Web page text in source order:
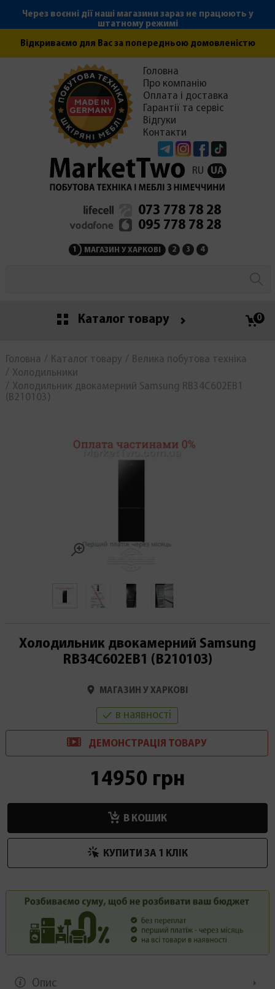
Через воєнні дії наші магазини зараз не працюють у
штатному режимі
Відкриваємо для Вас за попередньою домовленістю
TelegramInstagramFacebook
Головна
Про компанію
Оплата і доставка
Гарантії та сервіс
Відгуки
Контакти
RU UA
073 778 78 28
095 778 78 28
1 МАГАЗИН У ХАРКОВІ 2 МАГАЗИН НА
3 СЕРВІСНИЙ ЦЕНТР
4
Каталог товару 0
Головна Каталог товару
Велика побутова техніка
Холодильники
Холодильник двокамерний Samsung RB34C602EB1
(В210103)
Холодильник двокамерний Samsung
RB34C602EB1 (В210103)
МАГАЗИН У ХАРКОВІ
в наявності
ДЕМОНСТРАЦІЯ ТОВАРУ
14950 грн
В КОШИК
КУПИТИ ЗА 1 КЛIК
Опис